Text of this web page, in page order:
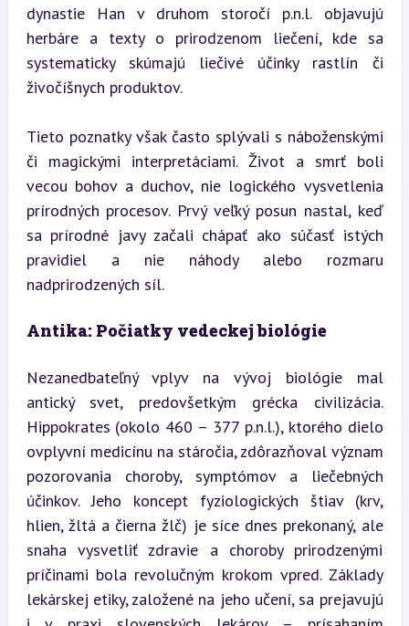
dynastie Han v druhom storočí p.n.l. objavujú
herbáre a texty o prirodzenom liečení, kde sa
systematicky skúmajú liečivé účinky rastlín či
živočíšnych produktov.
Tieto poznatky však často splývali s náboženskými
či magickými interpretáciami. Život a smrť boli
vecou bohov a duchov, nie logického vysvetlenia
prírodných procesov. Prvý veľký posun nastal, keď
sa prírodné javy začali chápať ako súčasť istých
pravidiel a nie náhody alebo rozmaru
nadprirodzených síl.
Antika: Počiatky vedeckej biológie
Nezanedbateľný vplyv na vývoj biológie mal
antický svet, predovšetkým grécka civilizácia.
Hippokrates (okolo 460 – 377 p.n.l.), ktorého dielo
ovplyvní medicínu na stáročia, zdôrazňoval význam
pozorovania choroby, symptómov a liečebných
účinkov. Jeho koncept fyziologických štiav (krv,
hlien, žltá a čierna žlč) je síce dnes prekonaný, ale
snaha vysvetliť zdravie a choroby prirodzenými
príčinami bola revolučným krokom vpred. Základy
lekárskej etiky, založené na jeho učení, sa prejavujú